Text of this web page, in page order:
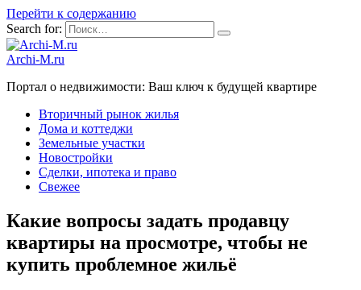
Перейти к содержанию
Search for:
Archi-M.ru
Портал о недвижимости: Ваш ключ к будущей квартире
Вторичный рынок жилья
Дома и коттеджи
Земельные участки
Новостройки
Сделки, ипотека и право
Свежее
Какие вопросы задать продавцу
квартиры на просмотре, чтобы не
купить проблемное жильё